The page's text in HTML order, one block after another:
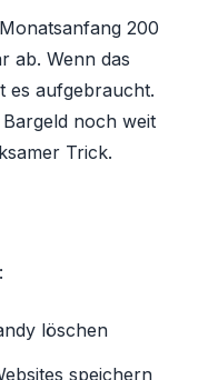
200
ab. Wenn das
es aufgebraucht.
noch weit
Trick.
löschen
speichern